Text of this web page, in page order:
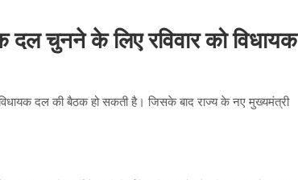
दल चुनने के लिए रविवार को विधायक
दल की बैठक हो सकती है। जिसके बाद राज्‍य के नए मुख्‍य‍मंत्री